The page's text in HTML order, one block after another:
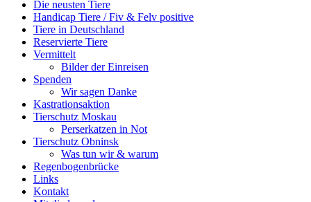
Die neusten Tiere
Handicap Tiere / Fiv & Felv positive
Tiere in Deutschland
Reservierte Tiere
Vermittelt
Bilder der Einreisen
Spenden
Wir sagen Danke
Kastrationsaktion
Tierschutz Moskau
Perserkatzen in Not
Tierschutz Obninsk
Was tun wir & warum
Regenbogenbrücke
Links
Kontakt